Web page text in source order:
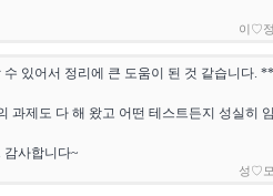
이♡정
있어서 정리에 큰 도움이 된 것 같습니다.
과제도 다 해 왔고 어떤 테스트든지 성실히
감사합니다~
성♡모